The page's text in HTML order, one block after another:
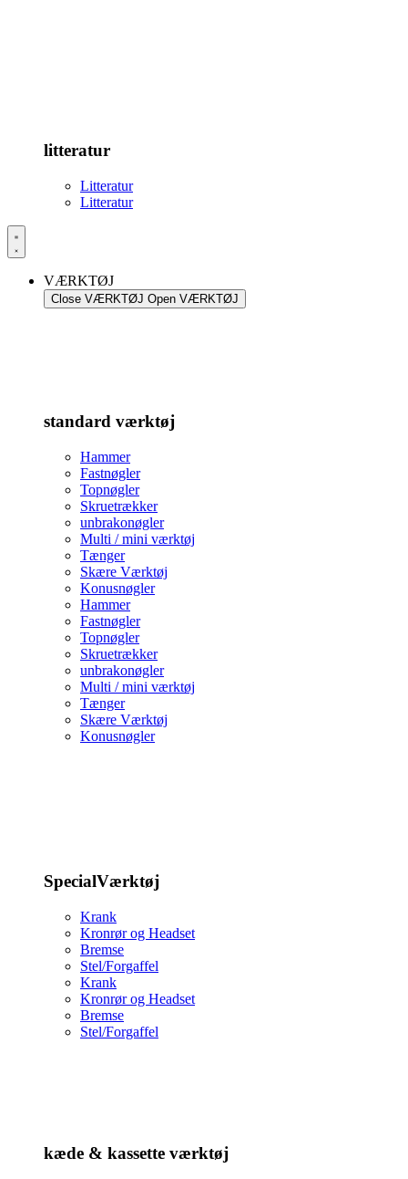
litteratur
Litteratur
Litteratur
VÆRKTØJ
Close VÆRKTØJ Open VÆRKTØJ
standard værktøj
Hammer
Fastnøgler
Topnøgler
Skruetrækker
unbrakonøgler
Multi / mini værktøj
Tænger
Skære Værktøj
Konusnøgler
Hammer
Fastnøgler
Topnøgler
Skruetrækker
unbrakonøgler
Multi / mini værktøj
Tænger
Skære Værktøj
Konusnøgler
SpecialVærktøj
Krank
Kronrør og Headset
Bremse
Stel/Forgaffel
Krank
Kronrør og Headset
Bremse
Stel/Forgaffel
kæde & kassette værktøj